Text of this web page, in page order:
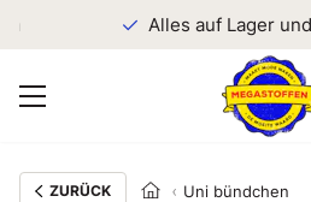
Alles auf Lager und
ZURÜCK Uni bündchen